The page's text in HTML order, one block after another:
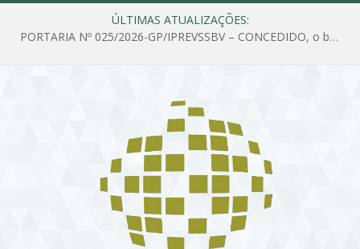
ÚLTIMAS ATUALIZAÇÕES:
PORTARIA Nº 025/2026-GP/IPREVSSBV – CONCEDIDO, o benefício de PENSÃO a MARIA ESTELA DOS SANTOS SOUZA